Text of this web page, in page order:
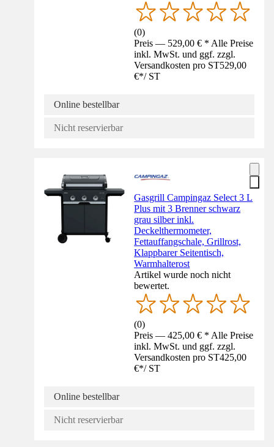
(0)
Preis — 529,00 € * Alle Preise
inkl. MwSt. und ggf. zzgl.
Versandkosten pro ST529,00
€*/ ST
Online bestellbar
Nicht reservierbar
Gasgrill Campingaz Select 3 L
Plus mit 3 Brenner schwarz
grau silber inkl.
Deckelthermometer,
Fettauffangschale, Grillrost,
Klappbarer Seitentisch,
Warmhalterost
Artikel wurde noch nicht
bewertet.
(0)
Preis — 425,00 € * Alle Preise
inkl. MwSt. und ggf. zzgl.
Versandkosten pro ST425,00
€*/ ST
Online bestellbar
Nicht reservierbar